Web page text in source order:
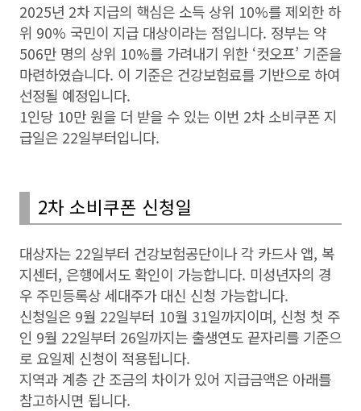
2025년 2차 지급의 핵심은 소득 상위 10%를 제외한 하
위 90% 국민이 지급 대상이라는 점입니다. 정부는 약
506만 명의 상위 10%를 가려내기 위한 ‘컷오프’ 기준을
마련하였습니다. 이 기준은 건강보험료를 기반으로 하여
선정될 예정입니다.
1인당 10만 원을 더 받을 수 있는 이번 2차 소비쿠폰 지
급일은 22일부터입니다.
2차 소비쿠폰 신청일
대상자는 22일부터 건강보험공단이나 각 카드사 앱, 복
지센터, 은행에서도 확인이 가능합니다. 미성년자의 경
우 주민등록상 세대주가 대신 신청 가능합니다.
신청일은 9월 22일부터 10월 31일까지이며, 신청 첫 주
인 9월 22일부터 26일까지는 출생연도 끝자리를 기준으
로 요일제 신청이 적용됩니다.
지역과 계층 간 조금의 차이가 있어 지급금액은 아래를
참고하시면 됩니다.